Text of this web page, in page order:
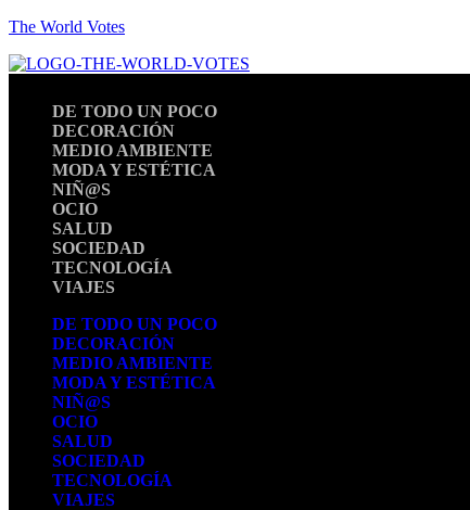
The World Votes
DE TODO UN POCO
DECORACIÓN
MEDIO AMBIENTE
MODA Y ESTÉTICA
NIÑ@S
OCIO
SALUD
SOCIEDAD
TECNOLOGÍA
VIAJES
DE TODO UN POCO
DECORACIÓN
MEDIO AMBIENTE
MODA Y ESTÉTICA
NIÑ@S
OCIO
SALUD
SOCIEDAD
TECNOLOGÍA
VIAJES